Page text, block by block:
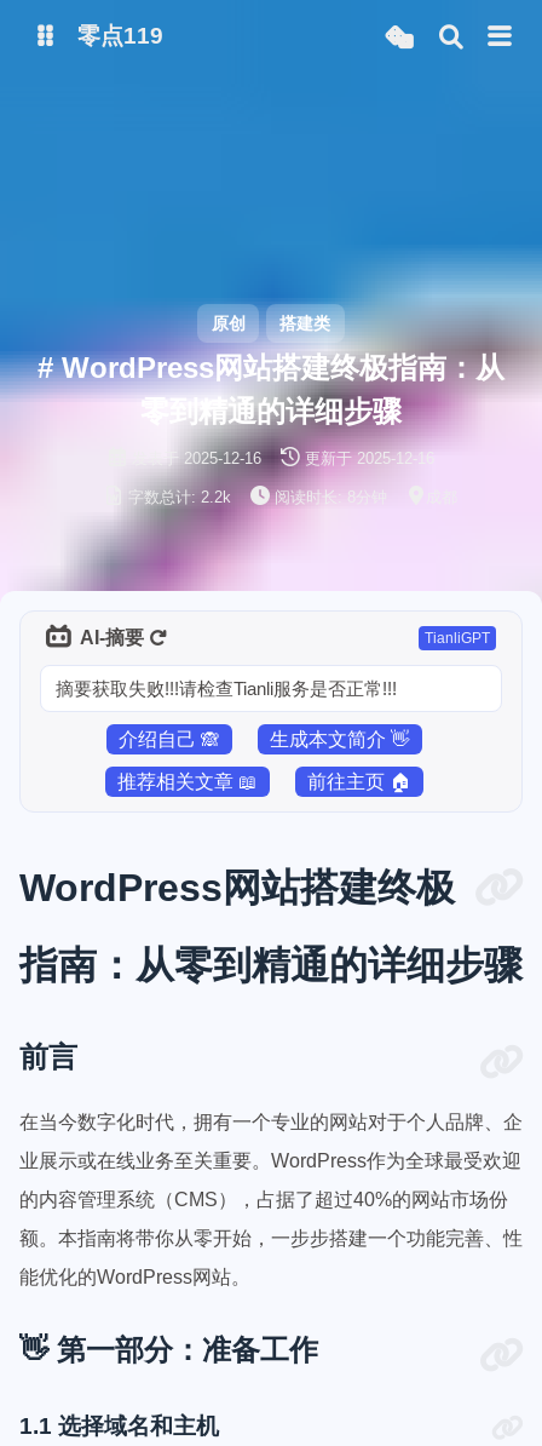
零点119
原创 搭建类
# WordPress网站搭建终极指南：从
零到精通的详细步骤
发表于 2025-12-16 更新于 2025-12-16
字数总计: 2.2k 阅读时长: 8分钟
AI-摘要 TianliGPT
摘要获取失败!!!请检查Tianli服务是否正常!!!
介绍自己 🙈 生成本文简介 👋
推荐相关文章 📖 前往主页 🏠
WordPress网站搭建终极
指南：从零到精通的详细步骤
前言
在当今数字化时代，拥有一个专业的网站对于个人品牌、企
业展示或在线业务至关重要。WordPress作为全球最受欢迎
的内容管理系统（CMS），占据了超过40%的网站市场份
额。本指南将带你从零开始，一步步搭建一个功能完善、性
能优化的WordPress网站。
👋 第一部分：准备工作
1.1 选择域名和主机